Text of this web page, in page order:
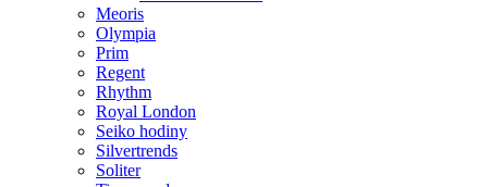
Meoris
Olympia
Prim
Regent
Rhythm
Royal London
Seiko hodiny
Silvertrends
Soliter